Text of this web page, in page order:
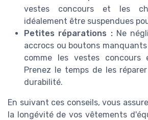
vestes concours et les
idéalement être suspendues
Petites réparations :Ne
accrocs ou boutons
comme les vestes concours
Prenez le temps de les
durabilité.
En suivant ces conseils, vous
la longévité de vos vêtements